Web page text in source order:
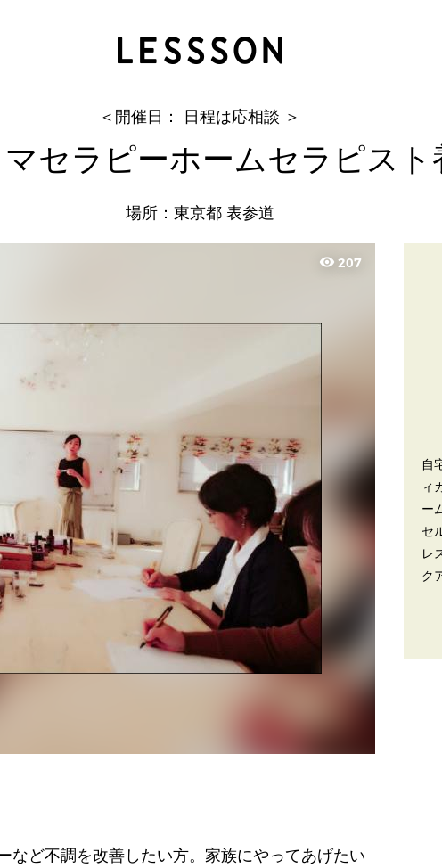
＜開催日： 日程は応相談 ＞
セラピーホームセラピスト
場所：東京都 表参道
visibility 207
など不調を改善したい方。家族にやってあげたい
自
ィ
ー
セ
レ
ク